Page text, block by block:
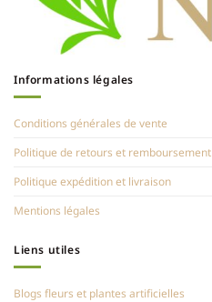
Informations légales
Conditions générales de vente
Politique de retours et remboursement
Politique expédition et livraison
Mentions légales
Liens utiles
Blogs fleurs et plantes artificielles